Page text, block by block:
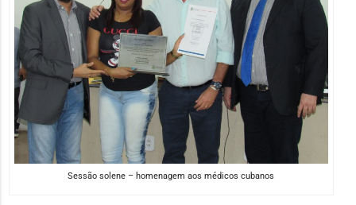
Sessão solene – homenagem aos médicos cubanos